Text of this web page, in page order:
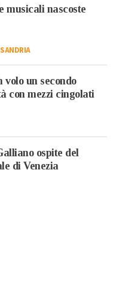
musicali nascoste
un secondo
con mezzi cingolati
ospite del
di Venezia